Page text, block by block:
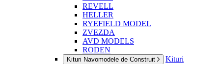
REVELL
HELLER
RYEFIELD MODEL
ZVEZDA
AVD MODELS
RODEN
Kituri Navomodele de Construit
Kituri